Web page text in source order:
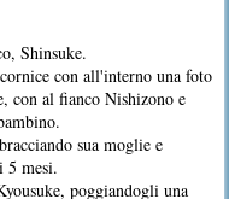
Shinsuke.
con all'interno una foto
con al fianco Nishizono e
sua moglie e
5 mesi.
poggiandogli una